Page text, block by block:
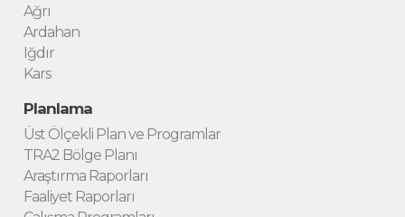
Ağrı
Ardahan
Iğdır
Kars
Planlama
Üst Ölçekli Plan ve Programlar
TRA2 Bölge Planı
Araştırma Raporları
Faaliyet Raporları